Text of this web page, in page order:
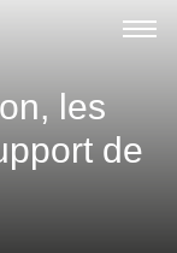
les
de